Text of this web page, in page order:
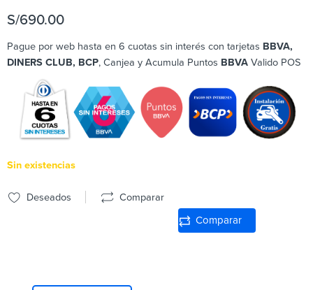
S/690.00
Pague por web hasta en 6 cuotas sin interés con tarjetas BBVA,
DINERS CLUB, BCP, Canjea y Acumula Puntos BBVA Valido POS
Sin existencias
Deseados Comparar
Comparar